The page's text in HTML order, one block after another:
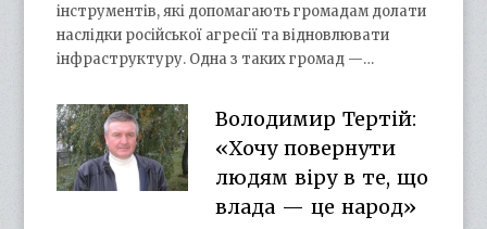
інструментів, які допомагають громадам долати
наслідки російської агресії та відновлювати
інфраструктуру. Одна з таких громад —…
Володимир Тертій:
«Хочу повернути
людям віру в те, що
влада — це народ»